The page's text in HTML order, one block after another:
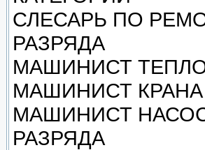
СЛЕСАРЬ ПО
РАЗРЯДА
МАШИНИСТ
МАШИНИСТ КРАНА
МАШИНИСТ
РАЗРЯДА